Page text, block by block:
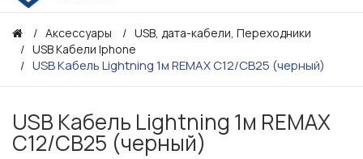
Аксессуары
USB, дата-кабели, Переходники
USB Кабели Iphone
USB Кабель Lightning 1м REMAX C12/CB25 (черный)
USB Кабель Lightning 1м REMAX
C12/CB25 (черный)